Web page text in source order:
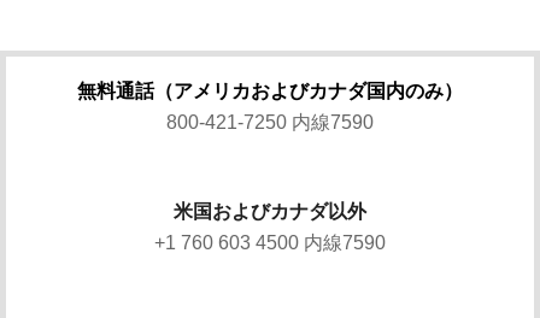
無料通話（アメリカおよびカナダ国内のみ）
800-421-7250 内線7590
米国およびカナダ以外
+1 760 603 4500 内線7590